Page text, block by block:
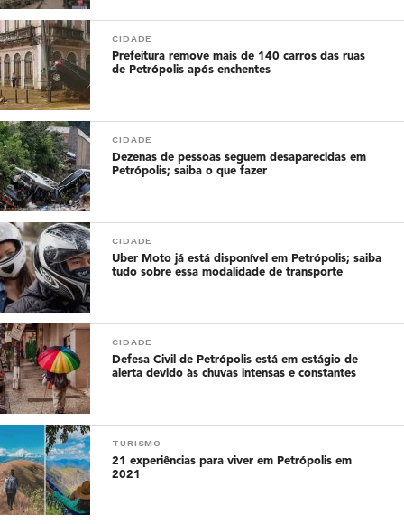
CIDADE
Prefeitura remove mais de 140 carros das ruas
de Petrópolis após enchentes
CIDADE
Dezenas de pessoas seguem desaparecidas em
Petrópolis; saiba o que fazer
CIDADE
Uber Moto já está disponível em Petrópolis; saiba
tudo sobre essa modalidade de transporte
CIDADE
Defesa Civil de Petrópolis está em estágio de
alerta devido às chuvas intensas e constantes
TURISMO
21 experiências para viver em Petrópolis em
2021